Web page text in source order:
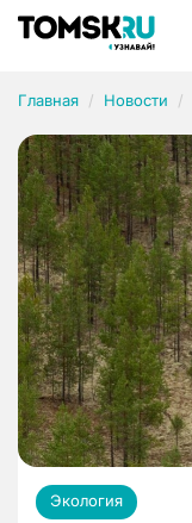
Главная Новости
Экология